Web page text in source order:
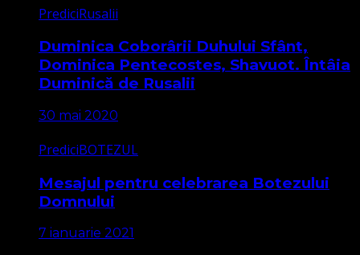
PrediciRusalii
Duminica Coborârii Duhului Sfânt,
Dominica Pentecostes, Shavuot. Întâia
Duminică de Rusalii
30 mai 2020
PrediciBOTEZUL
Mesajul pentru celebrarea Botezului
Domnului
7 ianuarie 2021